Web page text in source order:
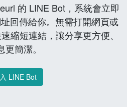
的 LINE Bot，系統會立即
回傳給你。無需打開網頁或
縮短連結，讓分享更方便、
更簡潔。
LINE Bot